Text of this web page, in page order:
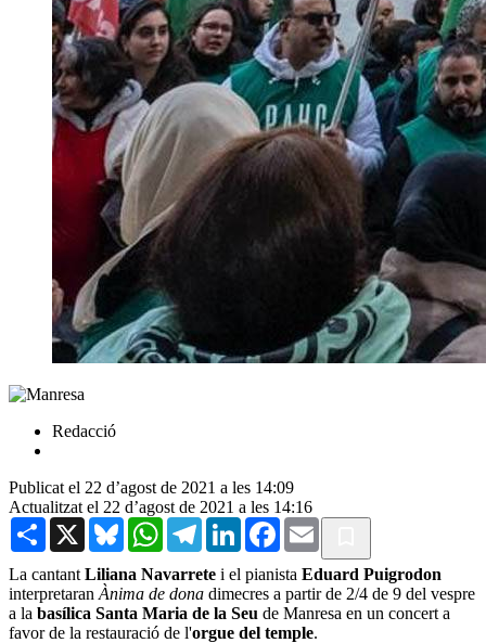
Redacció
Publicat el 22 d’agost de 2021 a les 14:09
Actualitzat el 22 d’agost de 2021 a les 14:16
Share X BlueskyWhatsAppTelegramLinkedInFacebook
Email
La cantant Liliana Navarrete i el pianista Eduard Puigrodon
interpretaran Ànima de dona dimecres a partir de 2/4 de 9 del vespre
a la basílica Santa Maria de la Seu de Manresa en un concert a
favor de la restauració de l'orgue del temple.